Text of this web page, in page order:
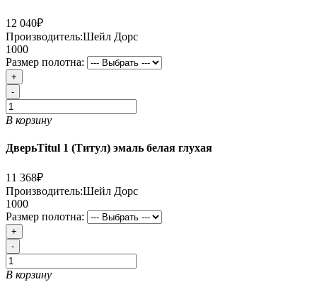
12 040₽
Производитель:Шейл Дорс
1000
Размер полотна:
+
-
В корзину
ДверьTitul 1 (Титул) эмаль белая глухая
11 368₽
Производитель:Шейл Дорс
1000
Размер полотна:
+
-
В корзину